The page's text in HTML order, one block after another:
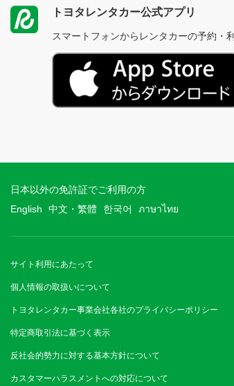
トヨタレンタカー公式アプリ
スマートフォンからレンタカーの予約・
日本以外の免許証でご利用の方
English
中文・繁體 한국어 ภาษาไทย
サイト利用にあたって
個人情報の取扱いについて
トヨタレンタカー事業会社各社のプライバシーポリシー
特定商取引法に基づく表示
反社会的勢力に対する基本方針について
カスタマーハラスメントへの対応について